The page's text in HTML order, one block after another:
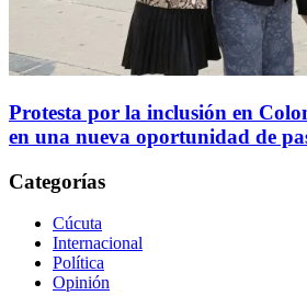
Protesta por la inclusión en
en una nueva oportunidad de
Categorías
Cúcuta
Internacional
Política
Opinión